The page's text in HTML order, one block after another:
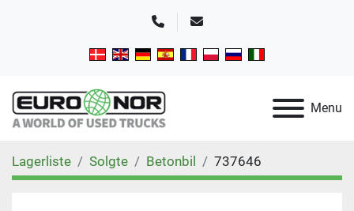
TelefonE-mail
Menu
Lagerliste Solgte Betonbil 737646